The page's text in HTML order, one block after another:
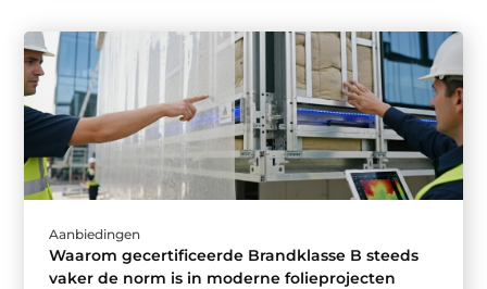
Aanbiedingen
Waarom gecertificeerde Brandklasse B steeds
vaker de norm is in moderne folieprojecten